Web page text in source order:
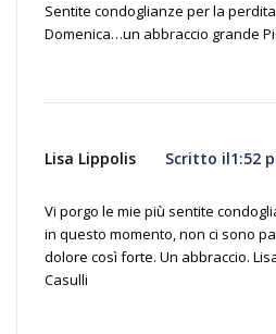
Sentite condoglianze per la
Domenica…un abbraccio grande
Lisa Lippolis Scritto il1:52
Vi porgo le mie più sentite
in questo momento, non ci sono
dolore così forte. Un abbraccio.
Casulli